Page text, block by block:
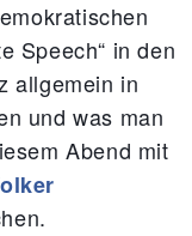
Speech“ in den
allgemein in
und was man
Abend mit